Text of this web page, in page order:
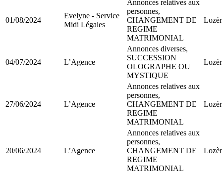
01/08/2024
Evelyne - Service
Midi Légales
Annonces relatives aux
personnes,
CHANGEMENT DE
REGIME
MATRIMONIAL
04/07/2024 L’Agence
Annonces diverses,
SUCCESSION
OLOGRAPHE OU
MYSTIQUE
27/06/2024 L’Agence
Annonces relatives aux
personnes,
CHANGEMENT DE
REGIME
MATRIMONIAL
20/06/2024 L’Agence
Annonces relatives aux
personnes,
CHANGEMENT DE
REGIME
MATRIMONIAL